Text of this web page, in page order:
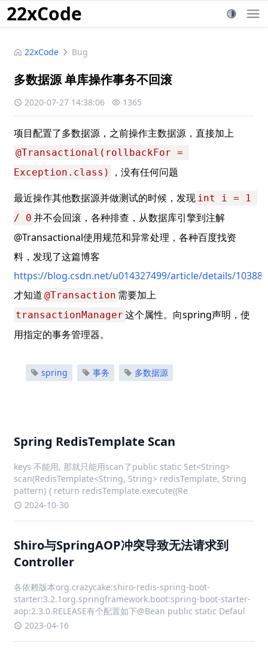
22xCode
22xCode Bug
多数据源 单库操作事务不回滚
2020-07-27 14:38:06 1365
项目配置了多数据源，之前操作主数据源，直接加上
@Transactional(rollbackFor =
Exception.class)
，没有任何问题
最近操作其他数据源并做测试的时候，发现 int i = 1
/ 0 并不会回滚，各种排查，从数据库引擎到注解
@Transactional使用规范和异常处理，各种百度找资
料，发现了这篇博客
https://blog.csdn.net/u014327499/article/details/
才知道 @Transaction 需要加上
transactionManager 这个属性。向spring声明，使
用指定的事务管理器。
spring 事务 多数据源
Spring RedisTemplate Scan
keys 不能用, 那就只能用scan了public static Set<String>
scan(RedisTemplate<String, String> redisTemplate, String
pattern) { return redisTemplate.execute((Re
2024-10-30
Shiro与SpringAOP冲突导致无法请求到
Controller
各依赖版本org.crazycake:shiro-redis-spring-boot-
starter:3.2.1org.springframework.boot:spring-boot-starter-
aop:2.3.0.RELEASE有个配置如下@Bean public static Defaul
2023-04-16